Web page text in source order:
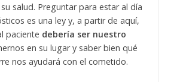
salud. Preguntar para estar al día
es una ley y, a partir de aquí,
paciente debería ser nuestro
en su lugar y saber bien qué
nos ayudará con el cometido.